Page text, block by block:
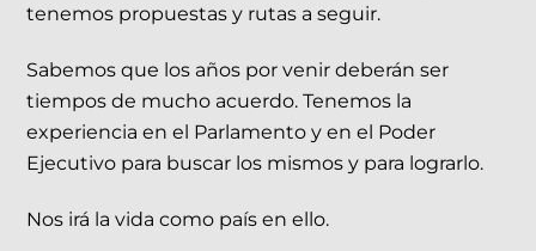
tenemos propuestas y rutas a seguir.
Sabemos que los años por venir deberán ser
tiempos de mucho acuerdo. Tenemos la
experiencia en el Parlamento y en el Poder
Ejecutivo para buscar los mismos y para lograrlo.
Nos irá la vida como país en ello.